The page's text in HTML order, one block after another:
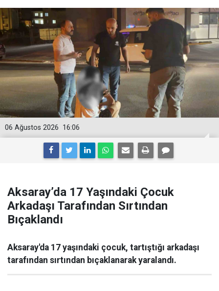
16:06
06 Ağustos 2026
Aksaray’da 17 Yaşındaki Çocuk
Arkadaşı Tarafından Sırtından
Bıçaklandı
Aksaray'da 17 yaşındaki çocuk, tartıştığı arkadaşı
tarafından sırtından bıçaklanarak yaralandı.